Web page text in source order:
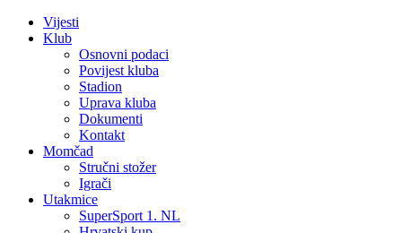
Vijesti
Klub
Osnovni podaci
Povijest kluba
Stadion
Uprava kluba
Dokumenti
Kontakt
Momčad
Stručni stožer
Igrači
Utakmice
SuperSport 1. NL